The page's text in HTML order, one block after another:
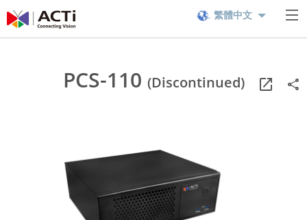
繁體中文
PCS-110 (Discontinued)